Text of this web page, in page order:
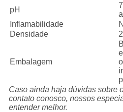
pH
Inflamabilidade
Densidade
Embalagem
Caso ainda haja dúvidas sobre
contato conosco, nossos
entender melhor.